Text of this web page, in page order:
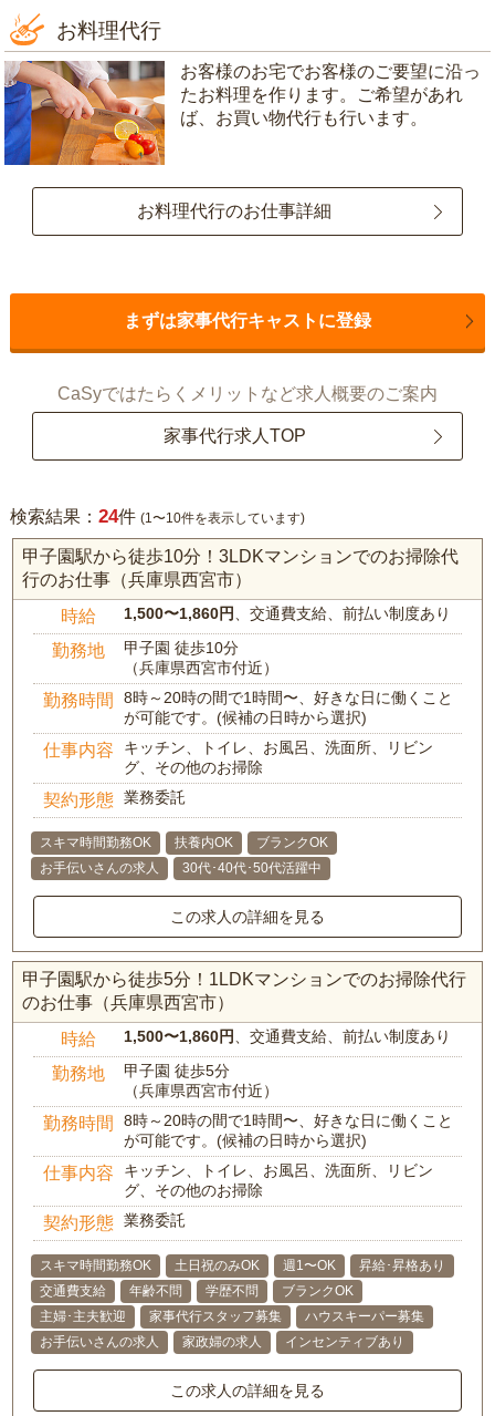
お料理代行
お客様のお宅でお客様のご要望に沿っ
たお料理を作ります。ご希望があれ
ば、お買い物代行も行います。
お料理代行のお仕事詳細
まずは家事代行キャストに登録
CaSyではたらくメリットなど求人概要のご案内
家事代行求人TOP
検索結果： 24件 (1〜10件を表示しています)
甲子園駅から徒歩10分！3LDKマンションでのお掃除代
行のお仕事（兵庫県西宮市）
時給 1,500〜1,860円 、交通費支給、前払い制度あり
勤務地
甲子園 徒歩10分
（兵庫県西宮市付近）
勤務時間
8時～20時の間で1時間〜、好きな日に働くこと
が可能です。(候補の日時から選択)
仕事内容
キッチン、トイレ、お風呂、洗面所、リビン
グ、その他のお掃除
契約形態 業務委託
スキマ時間勤務OK 扶養内OK
ブランクOK
お手伝いさんの求人
30代･40代･50代活躍中
この求人の詳細を見る
甲子園駅から徒歩5分！1LDKマンションでのお掃除代行
のお仕事（兵庫県西宮市）
時給 1,500〜1,860円 、交通費支給、前払い制度あり
勤務地
甲子園 徒歩5分
（兵庫県西宮市付近）
勤務時間
8時～20時の間で1時間〜、好きな日に働くこと
が可能です。(候補の日時から選択)
仕事内容
キッチン、トイレ、お風呂、洗面所、リビン
グ、その他のお掃除
契約形態 業務委託
スキマ時間勤務OK 土日祝のみOK 週1〜OK
昇給･昇格あり
交通費支給
年齢不問 学歴不問
ブランクOK
主婦･主夫歓迎
家事代行スタッフ募集
ハウスキーパー募集
お手伝いさんの求人
家政婦の求人 インセンティブあり
この求人の詳細を見る